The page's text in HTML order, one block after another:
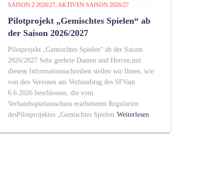
SAISON 2 2026/27 AKTIVEN SAISON 2026/27
Pilotprojekt „Gemischtes Spielen“ ab
der Saison 2026/2027
Pilotprojekt „Gemischtes Spielen“ ab der Saison
2026/2027 Sehr geehrte Damen und Herren,mit
diesem Informationsschreiben stellen wir Ihnen, wie
von den Vereinen am Verbandstag des SFVam
6.6.2026 beschlossen, die vom
Verbandsspielausschuss erarbeiteten Regularien
desPilotprojektes „Gemischtes Spielen Weiterlesen